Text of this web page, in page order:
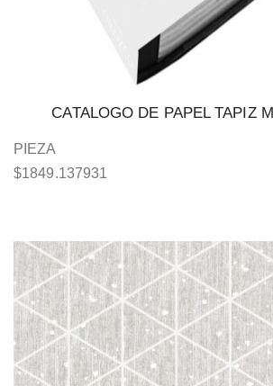
CATALOGO DE PAPEL TAPIZ
PIEZA
$1849.137931